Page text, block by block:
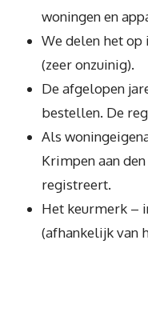
woningen en
We delen het
(zeer onzuinig).
De afgelopen
bestellen. De
Als
Krimpen aan
registreert.
Het keurmerk –
(afhankelijk van